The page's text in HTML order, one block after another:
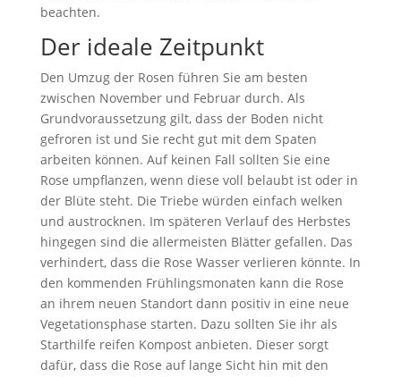
beachten.
Der ideale Zeitpunkt
Den Umzug der Rosen führen Sie am besten
zwischen November und Februar durch. Als
Grundvoraussetzung gilt, dass der Boden nicht
gefroren ist und Sie recht gut mit dem Spaten
arbeiten können. Auf keinen Fall sollten Sie eine
Rose umpflanzen, wenn diese voll belaubt ist oder in
der Blüte steht. Die Triebe würden einfach welken
und austrocknen. Im späteren Verlauf des Herbstes
hingegen sind die allermeisten Blätter gefallen. Das
verhindert, dass die Rose Wasser verlieren könnte. In
den kommenden Frühlingsmonaten kann die Rose
an ihrem neuen Standort dann positiv in eine neue
Vegetationsphase starten. Dazu sollten Sie ihr als
Starthilfe reifen Kompost anbieten. Dieser sorgt
dafür, dass die Rose auf lange Sicht hin mit den